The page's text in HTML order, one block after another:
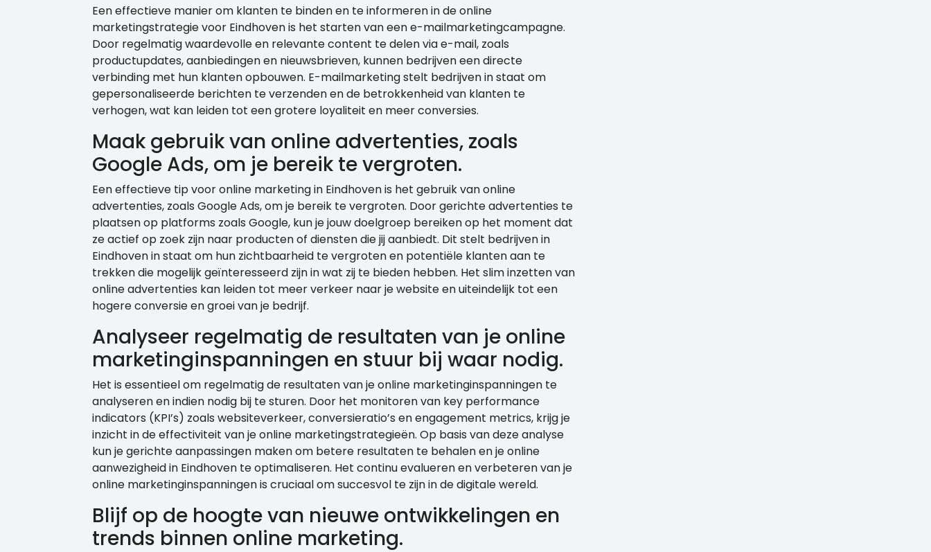
Een effectieve manier om klanten te binden en te informeren in de online
marketingstrategie voor Eindhoven is het starten van een e-mailmarketingcampagne.
Door regelmatig waardevolle en relevante content te delen via e-mail, zoals
productupdates, aanbiedingen en nieuwsbrieven, kunnen bedrijven een directe
verbinding met hun klanten opbouwen. E-mailmarketing stelt bedrijven in staat om
gepersonaliseerde berichten te verzenden en de betrokkenheid van klanten te
verhogen, wat kan leiden tot een grotere loyaliteit en meer conversies.
Maak gebruik van online advertenties, zoals
Google Ads, om je bereik te vergroten.
Een effectieve tip voor online marketing in Eindhoven is het gebruik van online
advertenties, zoals Google Ads, om je bereik te vergroten. Door gerichte advertenties te
plaatsen op platforms zoals Google, kun je jouw doelgroep bereiken op het moment dat
ze actief op zoek zijn naar producten of diensten die jij aanbiedt. Dit stelt bedrijven in
Eindhoven in staat om hun zichtbaarheid te vergroten en potentiële klanten aan te
trekken die mogelijk geïnteresseerd zijn in wat zij te bieden hebben. Het slim inzetten van
online advertenties kan leiden tot meer verkeer naar je website en uiteindelijk tot een
hogere conversie en groei van je bedrijf.
Analyseer regelmatig de resultaten van je online
marketinginspanningen en stuur bij waar nodig.
Het is essentieel om regelmatig de resultaten van je online marketinginspanningen te
analyseren en indien nodig bij te sturen. Door het monitoren van key performance
indicators (KPI’s) zoals websiteverkeer, conversieratio’s en engagement metrics, krijg je
inzicht in de effectiviteit van je online marketingstrategieën. Op basis van deze analyse
kun je gerichte aanpassingen maken om betere resultaten te behalen en je online
aanwezigheid in Eindhoven te optimaliseren. Het continu evalueren en verbeteren van je
online marketinginspanningen is cruciaal om succesvol te zijn in de digitale wereld.
Blijf op de hoogte van nieuwe ontwikkelingen en
trends binnen online marketing.